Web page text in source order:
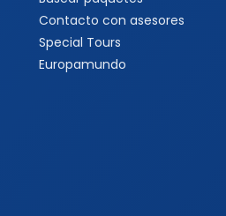
Contacto con asesores
Special Tours
Europamundo